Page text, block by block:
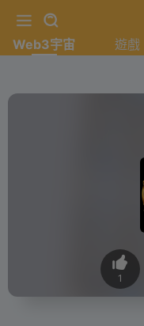
Web3宇宙 遊戲
1